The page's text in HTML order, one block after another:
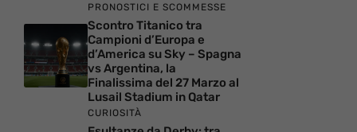
PRONOSTICI E SCOMMESSE
Scontro Titanico tra
Campioni d’Europa e
d’America su Sky – Spagna
vs Argentina, la
Finalissima del 27 Marzo al
Lusail Stadium in Qatar
CURIOSITÀ